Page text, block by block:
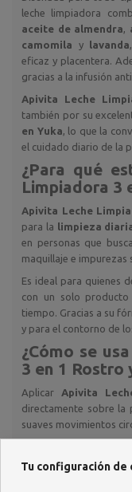
leche limpiadora
aceite de almendra
camomila y lavanda
eficaz y placentera.
gracias a la infusión
Apivita Leche
también por su
en Yuka , lo que la
el cuidado diario de la
¿Para qué
Limpiadora 3
Apivita Leche
para la limpieza
en personas que
maquillaje e impurezas
Es ideal para quienes
con un solo
tiempo. Gracias a su
y para el contorno de
¿Cómo se usa
3 en 1 Rostro
Aplicar Apivita
directamente sobre la
suaves movimientos
de aclarado. Puede
Tu configuración de